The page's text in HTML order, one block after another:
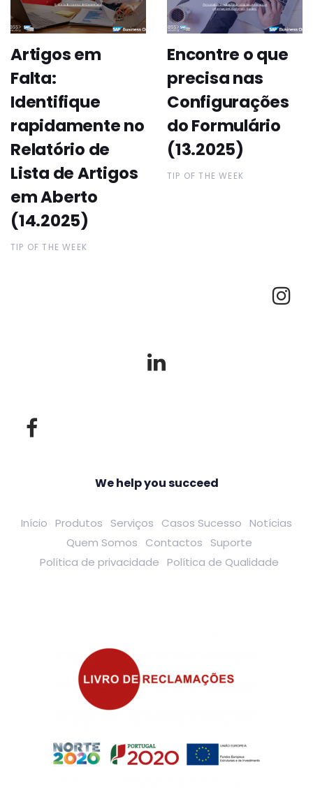
Artigos em
Falta:
Identifique
rapidamente no
Relatório de
Lista de Artigos
em Aberto
(14.2025)
TIP OF THE WEEK
Encontre o que
precisa nas
Configurações
do Formulário
(13.2025)
TIP OF THE WEEK
We help you succeed
Início Produtos Serviços Casos Sucesso Notícias
Quem Somos
Contactos
Suporte
Política de privacidade Política de Qualidade